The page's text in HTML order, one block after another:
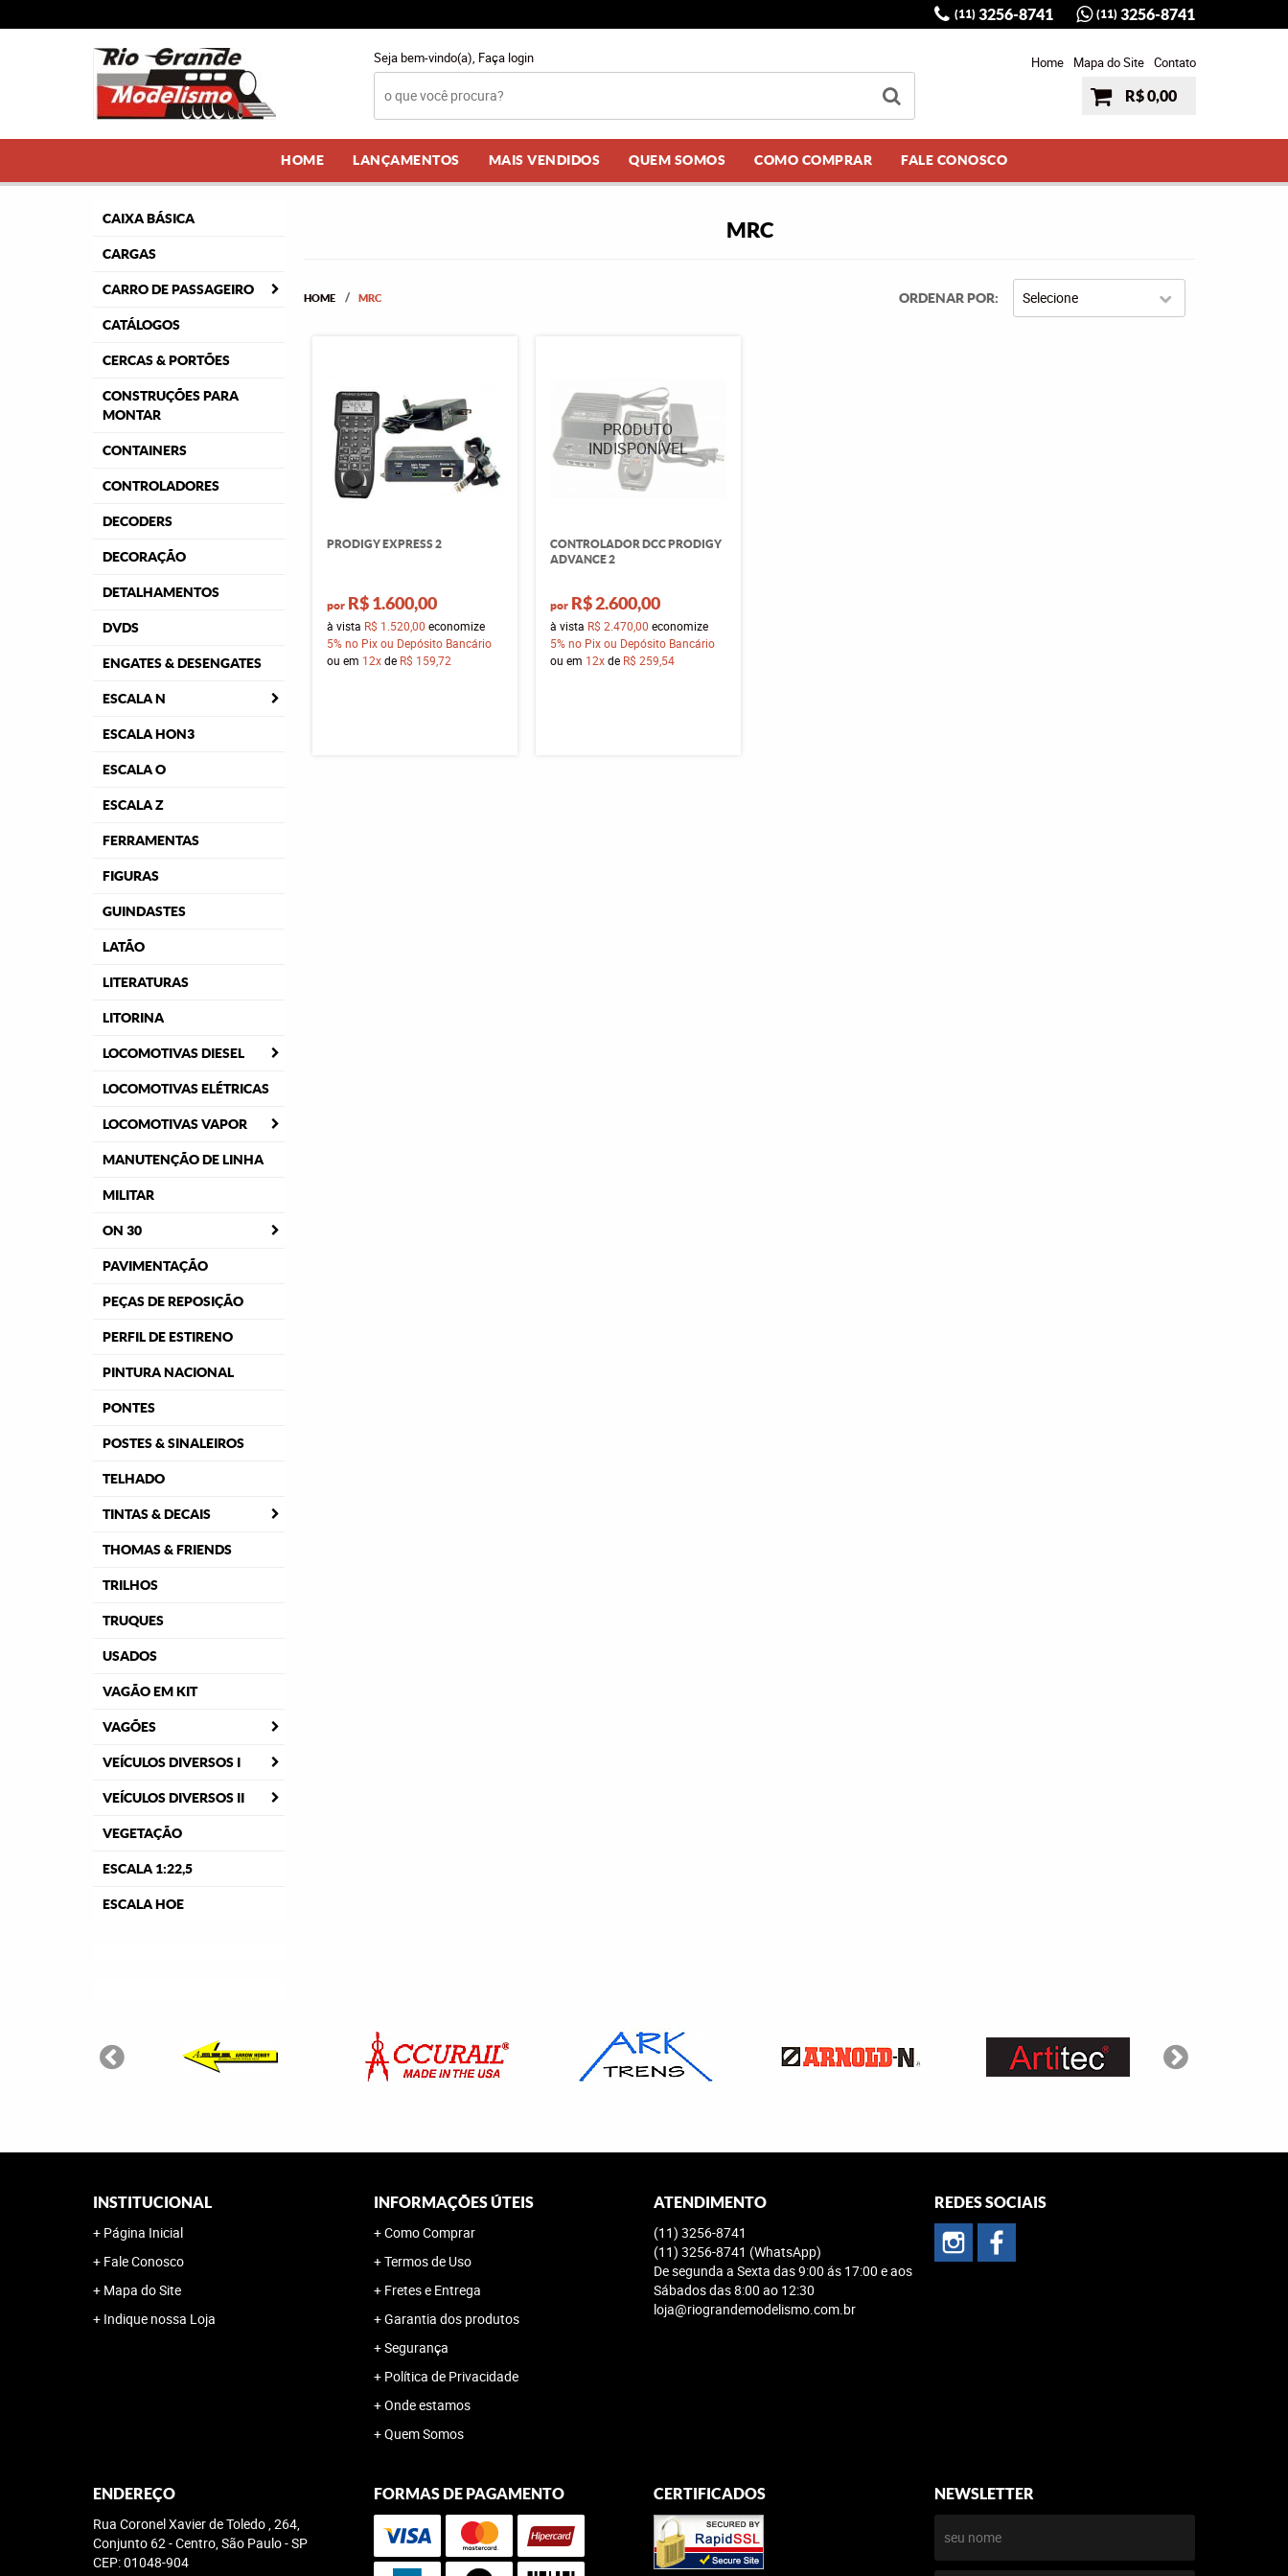
(11) 3256-8741 (11) 3256-8741
Seja bem-vindo(a), Faça login Home Mapa do Site Contato
R$ 0,00
HOME LANÇAMENTOS MAIS VENDIDOS QUEM SOMOS COMO COMPRAR FALE CONOSCO
CAIXA BÁSICA
CARGAS
CARRO DE PASSAGEIRO
CATÁLOGOS
CERCAS & PORTÕES
CONSTRUÇÕES PARA
MONTAR
CONTAINERS
CONTROLADORES
DECODERS
DECORAÇÃO
DETALHAMENTOS
DVDS
ENGATES & DESENGATES
ESCALA N
ESCALA HON3
ESCALA O
ESCALA Z
FERRAMENTAS
FIGURAS
GUINDASTES
LATÃO
LITERATURAS
LITORINA
LOCOMOTIVAS DIESEL
LOCOMOTIVAS ELÉTRICAS
LOCOMOTIVAS VAPOR
MANUTENÇÃO DE LINHA
MILITAR
ON 30
PAVIMENTAÇÃO
PEÇAS DE REPOSIÇÃO
PERFIL DE ESTIRENO
PINTURA NACIONAL
PONTES
POSTES & SINALEIROS
TELHADO
TINTAS & DECAIS
THOMAS & FRIENDS
TRILHOS
TRUQUES
USADOS
VAGÃO EM KIT
VAGÕES
VEÍCULOS DIVERSOS I
VEÍCULOS DIVERSOS II
VEGETAÇÃO
ESCALA 1:22,5
ESCALA HOE
MRC
HOME MRC ORDENAR POR Selecione
PRODIGY EXPRESS 2
por R$ 1.600,00
à vista R$ 1.520,00 economize
5% no Pix ou Depósito Bancário
ou em 12xde R$ 159,72
CONTROLADOR DCC PRODIGY
ADVANCE 2
por R$ 2.600,00
à vista R$ 2.470,00 economize
5% no Pix ou Depósito Bancário
ou em 12xde R$ 259,54
INSTITUCIONAL
Página Inicial
Fale Conosco
Mapa do Site
Indique nossa Loja
INFORMAÇÕES ÚTEIS
Como Comprar
Termos de Uso
Fretes e Entrega
Garantia dos produtos
Segurança
Política de Privacidade
Onde estamos
Quem Somos
ATENDIMENTO
(11) 3256-8741
(11) 3256-8741 (WhatsApp)
De segunda a Sexta das 9:00 ás 17:00 e aos
Sábados das 8:00 ao 12:30
loja@riograndemodelismo.com.br
REDES SOCIAIS
ENDEREÇO
Rua Coronel Xavier de Toledo , 264,
Conjunto 62-Centro, São Paulo-SP
CEP: 01048-904
FORMAS DE PAGAMENTO CERTIFICADOS NEWSLETTER